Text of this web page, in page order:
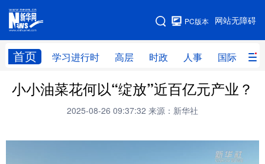
网站无障碍
PC版本
首页 学习进行时 高层 时政 人事 国际 财
网站地图
学习进行时 高层 时政 人事
财经 网评
小小油菜花何以“绽放”近百亿元产业？
2025-08-26 09:37:32 来源：新华社